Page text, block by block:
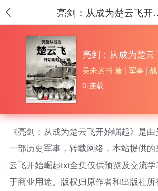
亮剑：
亮剑：从成为楚云
吴未的书 著 | 军事 |
0·连载
《亮剑：从成为楚云飞开始崛起》是
一部历史军事，转载网络，本站提供
云飞开始崛起txt全集仅供预览及交流
于商业用途。版权归原作者和出版社所